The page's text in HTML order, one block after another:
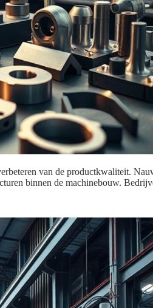
van de productkwaliteit.
binnen de machinebouw.